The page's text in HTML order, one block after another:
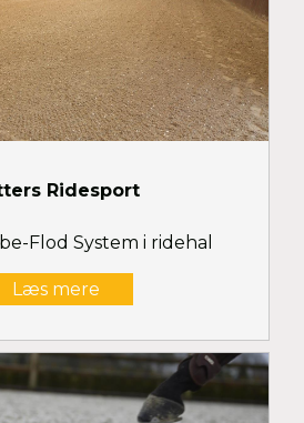
Ridesport
Flod System i ridehal
Læs mere